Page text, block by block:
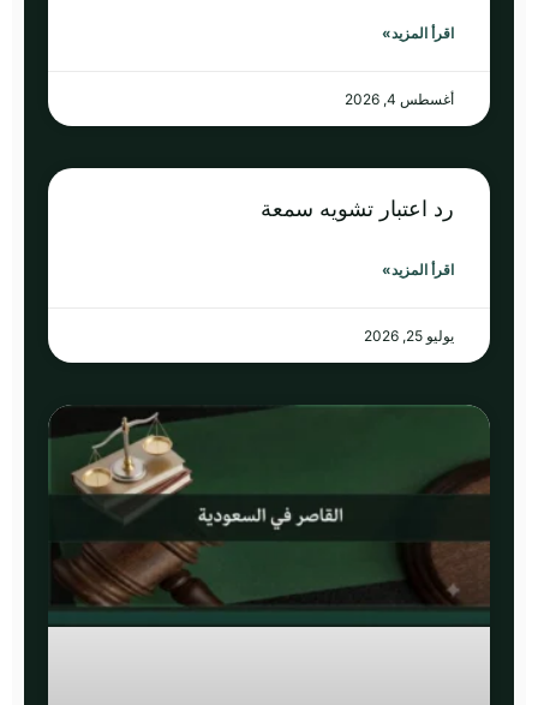
اقرأ المزيد»
أغسطس 4, 2026
رد اعتبار تشويه سمعة
اقرأ المزيد»
يوليو 25, 2026